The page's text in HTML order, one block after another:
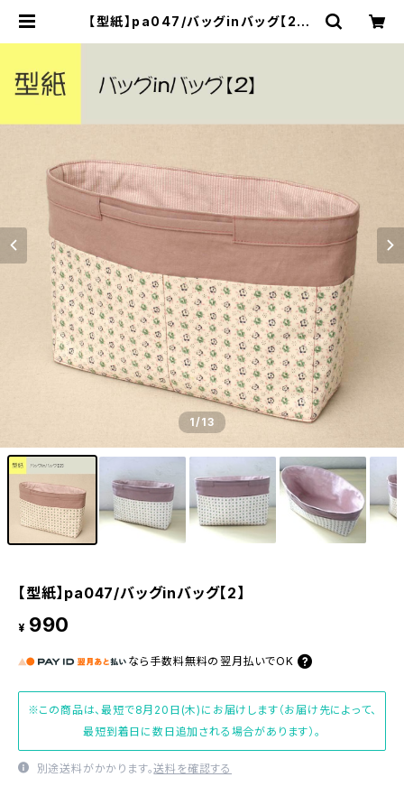
【型紙】pa047/バッグinバッグ【2】 |
1/13
【型紙】pa047/バッグinバッグ【2】
¥ 990
なら 手数料無料の 翌月払いでOK
※この商品は、最短で8月20日(木)にお届けします（お届け先によって、
最短到着日に数日追加される場合があります）。
別途送料がかかります。送料を確認する